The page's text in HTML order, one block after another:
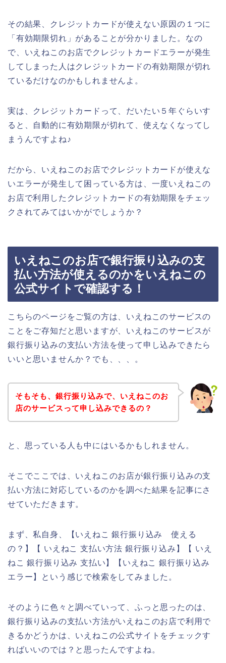
その結果、クレジットカードが使えない原因の１つに
「有効期限切れ」があることが分かりました。なの
で、いえねこのお店でクレジットカードエラーが発生
してしまった人はクレジットカードの有効期限が切れ
ているだけなのかもしれませんよ。
実は、クレジットカードって、だいたい５年ぐらいす
ると、自動的に有効期限が切れて、使えなくなってし
まうんですよね♪
だから、いえねこのお店でクレジットカードが使えな
いエラーが発生して困っている方は、一度いえねこの
お店で利用したクレジットカードの有効期限をチェッ
クされてみてはいかがでしょうか？
いえねこのお店で銀行振り込みの支
払い方法が使えるのかをいえねこの
公式サイトで確認する！
こちらのページをご覧の方は、いえねこのサービスの
ことをご存知だと思いますが、いえねこのサービスが
銀行振り込みの支払い方法を使って申し込みできたら
いいと思いませんか？でも、、、。
そもそも、銀行振り込みで、いえねこのお
店のサービスって申し込みできるの？
と、思っている人も中にはいるかもしれません。
そこでここでは、いえねこのお店が銀行振り込みの支
払い方法に対応しているのかを調べた結果を記事にさ
せていただきます。
まず、私自身、【いえねこ 銀行振り込み 使える
の？】【 いえねこ 支払い方法 銀行振り込み】【 いえ
ねこ 銀行振り込み 支払い】【いえねこ 銀行振り込み
エラー】という感じで検索をしてみました。
そのように色々と調べていって、ふっと思ったのは、
銀行振り込みの支払い方法がいえねこのお店で利用で
きるかどうかは、いえねこの公式サイトをチェックす
ればいいのでは？と思ったんですよね。